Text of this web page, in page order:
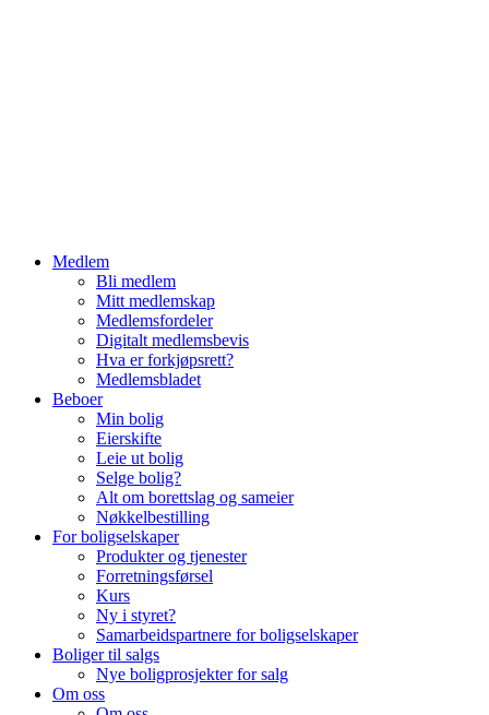
Medlem
Bli medlem
Mitt medlemskap
Medlemsfordeler
Digitalt medlemsbevis
Hva er forkjøpsrett?
Medlemsbladet
Beboer
Min bolig
Eierskifte
Leie ut bolig
Selge bolig?
Alt om borettslag og sameier
Nøkkelbestilling
For boligselskaper
Produkter og tjenester
Forretningsførsel
Kurs
Ny i styret?
Samarbeidspartnere for boligselskaper
Boliger til salgs
Nye boligprosjekter for salg
Om oss